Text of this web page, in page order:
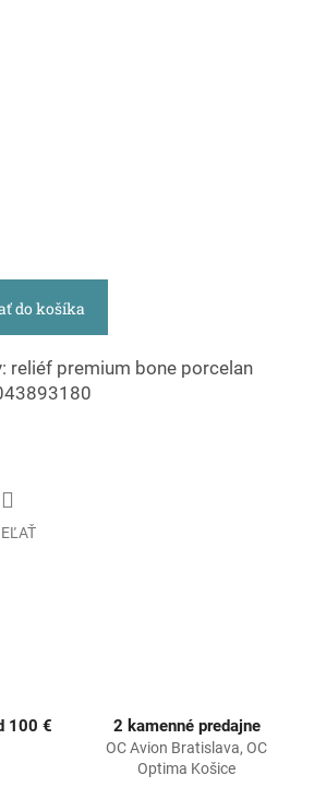
do košíka
reliéf premium bone porcelan
100 € 2 kamenné predajne
OC Avion Bratislava, OC
Optima Košice